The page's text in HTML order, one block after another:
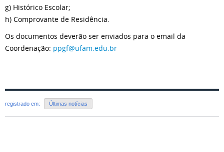
g) Histórico Escolar;
h) Comprovante de Residência.
Os documentos deverão ser enviados para o email da
Coordenação: ppgf@ufam.edu.br
registrado em: Últimas notícias